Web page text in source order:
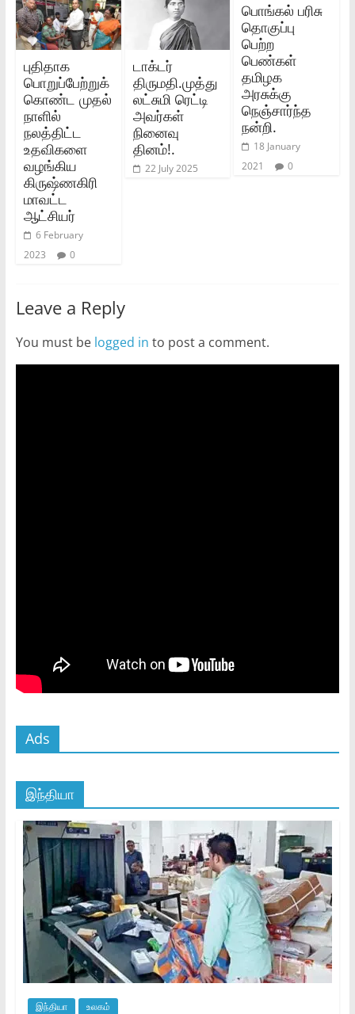
புதிதாக
பொறுப்பேற்றுக்
கொண்ட முதல்
நாளில்
நலத்திட்ட
உதவிகளை
வழங்கிய
கிருஷ்ணகிரி
மாவட்ட
ஆட்சியர்
6 February
2023
0
டாக்டர்
திருமதி.முத்து
லட்சுமி ரெட்டி
அவர்கள்
நினைவு
தினம்!.
22 July 2025
பொங்கல்‌ பரிசு
தொகுப்பு
பெற்ற
பெண்கள்‌
தமிழக
அரசுக்கு
நெஞ்சார்ந்த
நன்றி.
18 January
2021
0
Leave a Reply
You must be logged in to post a comment.
Ads
இந்தியா
இந்தியா உலகம்